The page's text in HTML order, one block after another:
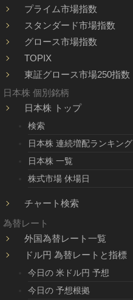
プライム市場指数
スタンダード市場指数
グロース市場指数
TOPIX
東証グロース市場250指数
日本株 個別銘柄
日本株 トップ
検索
日本株 連続増配ランキング
日本株 一覧
株式市場 休場日
チャート検索
為替レート
外国為替レート一覧
ドル円 為替レートと指標
今日の 米ドル円 予想
今日の 予想根拠